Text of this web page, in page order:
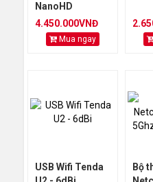
NanoHD
4.450.000VNĐ
Mua ngay
USB Wifi Tenda
Bộ